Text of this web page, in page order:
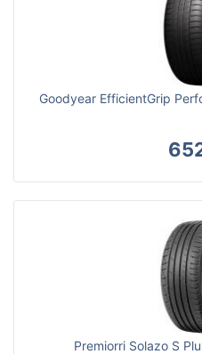
Goodyear EfficientGrip
Premiorri Solazo S